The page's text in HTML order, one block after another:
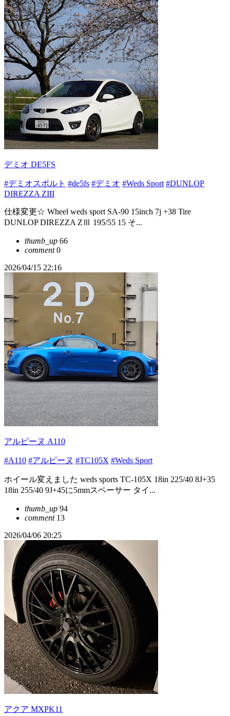
デミオ DE5FS
#デミオスポルト #de5fs #デミオ #Weds Sport #DUNLOP
DIREZZA ZIII
仕様変更☆ Wheel weds sport SA-90 15inch 7j +38 Tire
DUNLOP DIREZZA ZⅢ 195/55 15 そ...
thumb_up 66
comment0
2026/04/15 22:16
アルピーヌ A110
#A110 #アルピーヌ #TC105X #Weds Sport
ホイール変えました weds sports TC-105X 18in 225/40 8J+35
18in 255/40 9J+45に5mmスペーサー タイ...
thumb_up 94
comment13
2026/04/06 20:25
アクア MXPK11